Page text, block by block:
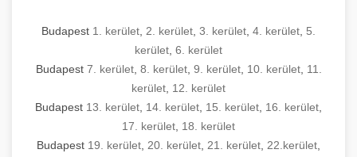
Budapest 1. kerület 2. kerület 3. kerület 4. kerület 5.
kerület 6. kerület
Budapest 7. kerület, 8. kerület, 9. kerület, 10. kerület, 11.
kerület 12. kerület
Budapest 13. kerület 14. kerület 15. kerület 16. kerület
17. kerület 18. kerület
Budapest 19. kerület 20. kerület 21. kerület 22.kerület